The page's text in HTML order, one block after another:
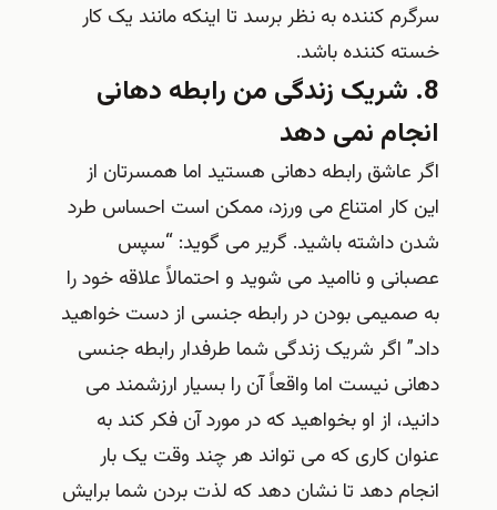
سرگرم کننده به نظر برسد تا اینکه مانند یک کار
خسته کننده باشد.
8. شریک زندگی من رابطه دهانی
انجام نمی دهد
اگر عاشق رابطه دهانی هستید اما همسرتان از
این کار امتناع می ورزد، ممکن است احساس طرد
شدن داشته باشید. گریر می گوید: “سپس
عصبانی و ناامید می شوید و احتمالاً علاقه خود را
به صمیمی بودن در رابطه جنسی از دست خواهید
داد.” اگر شریک زندگی شما طرفدار رابطه جنسی
دهانی نیست اما واقعاً آن را بسیار ارزشمند می
دانید، از او بخواهید که در مورد آن فکر کند به
عنوان کاری که می تواند هر چند وقت یک بار
انجام دهد تا نشان دهد که لذت بردن شما برایش